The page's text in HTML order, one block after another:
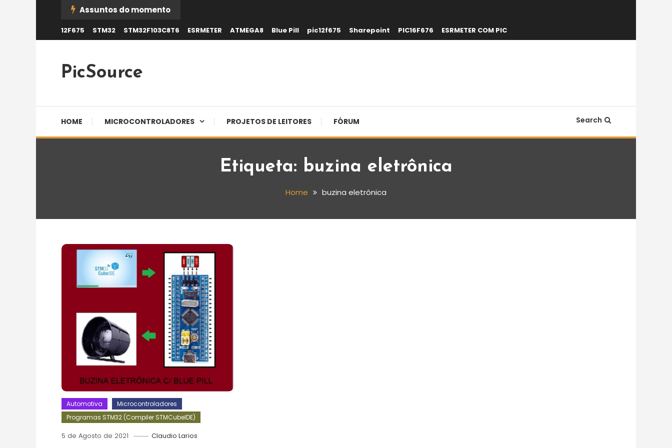
Content
Assuntos do momento
12F675 STM32 STM32F103C8T6 ESRMETER ATMEGA8 Blue Pill pic12f675 Sharepoint PIC16F676 ESRMETER COM PIC
PicSource
HOME MICROCONTROLADORES PROJETOS DE LEITORES FÓRUM Search
Etiqueta: buzina eletrônica
Home buzina eletrônica
Automotiva
Microcontroladores
Programas STM32 (Compiler STMCubeIDE)
5 de Agosto de 2021 Claudio Larios